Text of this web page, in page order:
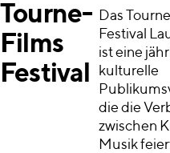
Tourne-
Films
Festival
Das
Festival
ist eine
kulturelle
die die
zwischen
Musik